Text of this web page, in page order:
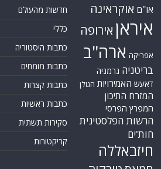
או"ם אוקראינה
איראן אירופה
אפריקה ארה"ב
בריטניה גרמניה
דאעש האמירויות הגולן
המזרח התיכון
המפרץ הפרסי
הרשות הפלסטינית
חות'ים
חיזבאללה
חדשות מהעולם
כללי
כתבות היסטוריה
כתבות מומחים
כתבות קצרות
כתבות ראשיות
סקירות תשתית
קריקטורות